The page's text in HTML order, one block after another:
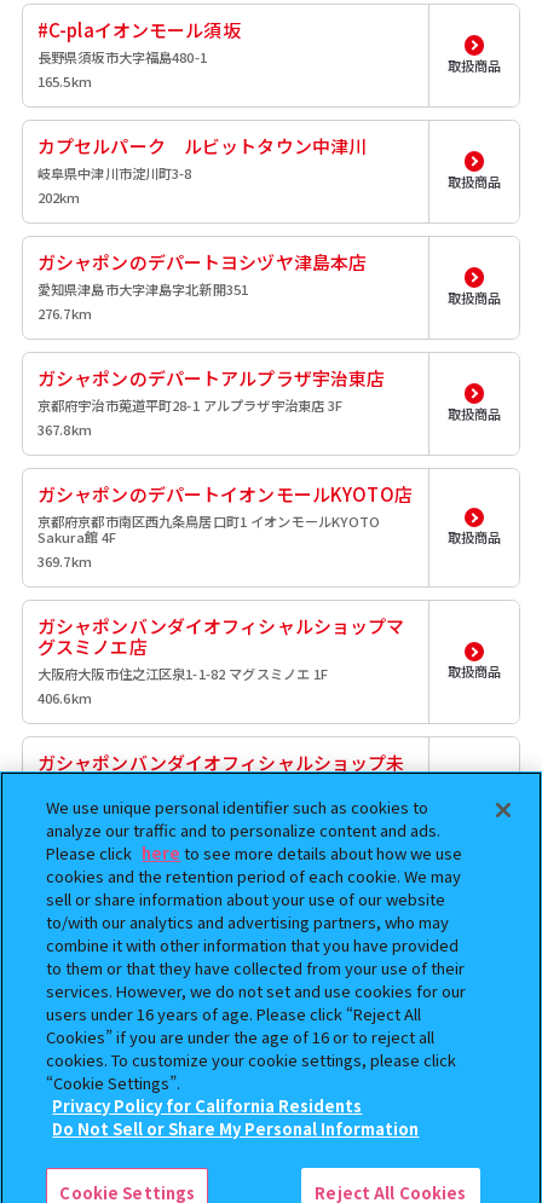
検索中の商品
カプキャラ BOX BROTHERS
#C-plaイオンモール須坂
長野県須坂市大字福島480-1
165.5km
取扱商品
カプセルパーク ルビットタウン中津川
岐阜県中津川市淀川町3-8
202km
取扱商品
ガシャポンのデパートヨシヅヤ津島本店
愛知県津島市大字津島字北新開351
276.7km
取扱商品
ガシャポンのデパートアルプラザ宇治東店
京都府宇治市莵道平町28-1 アルプラザ宇治東店 3F
367.8km
取扱商品
ガシャポンのデパートイオンモールKYOTO店
京都府京都市南区西九条鳥居口町1 イオンモールKYOTO
Sakura館 4F
369.7km
取扱商品
ガシャポンバンダイオフィシャルショップマ
グスミノエ店
大阪府大阪市住之江区泉1-1-82 マグスミノエ 1F
406.6km
取扱商品
ガシャポンバンダイオフィシャルショップ未
北海道札幌市中央区北8条西14丁目28
826.6km
取扱商品
ホーム > カプキャラ BOX BROTHERS｜全国のお店をカンタン検索
ガシャポン公式アカウント
We use unique personal identifier such as cookies to
analyze our traffic and to personalize content and ads.
Please click here to see more details about how we use
cookies and the retention period of each cookie. We may
sell or share information about your use of our website
to/with our analytics and advertising partners, who may
combine it with other information that you have provided
to them or that they have collected from your use of their
services. However, we do not set and use cookies for our
users under 16 years of age. Please click “Reject All
Cookies” if you are under the age of 16 or to reject all
cookies. To customize your cookie settings, please click
“Cookie Settings”.
Privacy Policy for California Residents
Do Not Sell or Share My Personal Information
Cookie Settings Reject All Cookies